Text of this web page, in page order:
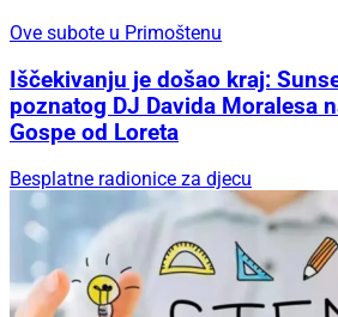
Ove subote u Primoštenu
Iščekivanju je došao kraj:
poznatog DJ Davida Moralesa
Gospe od Loreta
Besplatne radionice za djecu